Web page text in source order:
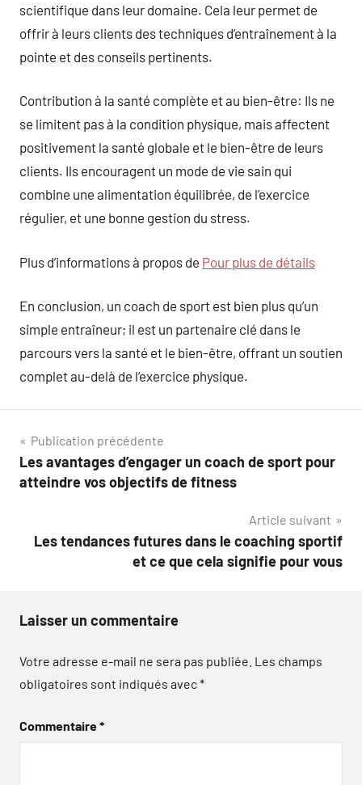
scientifique dans leur domaine. Cela leur permet de
offrir à leurs clients des techniques d’entraînement à la
pointe et des conseils pertinents.
Contribution à la santé complète et au bien-être: Ils ne
se limitent pas à la condition physique, mais affectent
positivement la santé globale et le bien-être de leurs
clients. Ils encouragent un mode de vie sain qui
combine une alimentation équilibrée, de l’exercice
régulier, et une bonne gestion du stress.
Plus d’informations à propos de Pour plus de détails
En conclusion, un coach de sport est bien plus qu’un
simple entraîneur; il est un partenaire clé dans le
parcours vers la santé et le bien-être, offrant un soutien
complet au-delà de l’exercice physique.
Navigation
de
Publication précédente
Les avantages d’engager un coach de sport pour
atteindre vos objectifs de fitness
Article suivant
Les tendances futures dans le coaching sportif
et ce que cela signifie pour vous
Laisser un commentaire
Votre adresse e-mail ne sera pas publiée. Les champs
obligatoires sont indiqués avec*
Commentaire*